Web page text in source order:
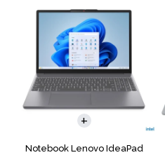
Notebook Lenovo IdeaPad